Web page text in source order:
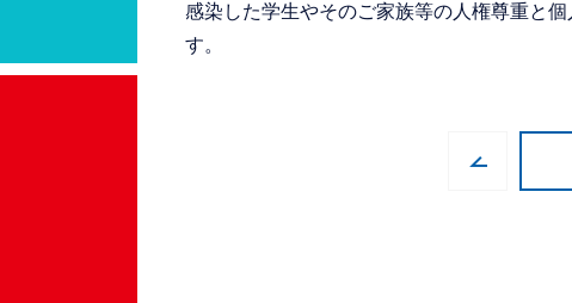
感染した学生やそのご家族等の人権尊重と
す。